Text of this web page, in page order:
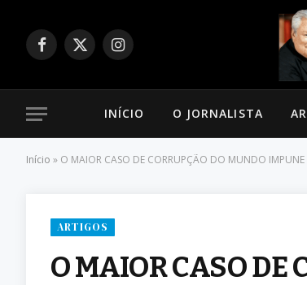
Facebook
X
Instagram
INÍCIO O JORNALISTA
Início » O MAIOR CASO DE CORRUPÇÃO DO MUNDO IMPUNE
ARTIGOS
O MAIOR CASO DE